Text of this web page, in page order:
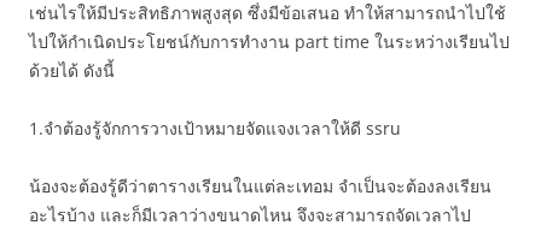
เช่นไรให้มีประสิทธิภาพสูงสุด ซึ่งมีข้อเสนอ ทำให้สามารถนำไปใช้
ไปให้กำเนิดประโยชน์กับการทำงาน part time ในระหว่างเรียนไป
ด้วยได้ ดังนี้
1.จำต้องรู้จักการวางเป้าหมายจัดแจงเวลาให้ดี ssru
น้องจะต้องรู้ดีว่าตารางเรียนในแต่ละเทอม จำเป็นจะต้องลงเรียน
อะไรบ้าง และก็มีเวลาว่างขนาดไหน จึงจะสามารถจัดเวลาไป